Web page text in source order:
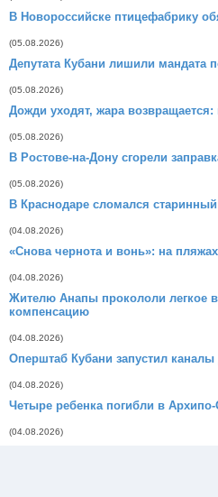
В Новороссийске птицефабрику
(05.08.2026)
Депутата Кубани лишили мандата
(05.08.2026)
Дожди уходят, жара возвращается:
(05.08.2026)
В Ростове-на-Дону сгорели
(05.08.2026)
В Краснодаре сломался
(04.08.2026)
«Снова чернота и вонь»: на
(04.08.2026)
Жителю Анапы прокололи легкое
компенсацию
(04.08.2026)
Оперштаб Кубани запустил
(04.08.2026)
Четыре ребенка погибли в
(04.08.2026)